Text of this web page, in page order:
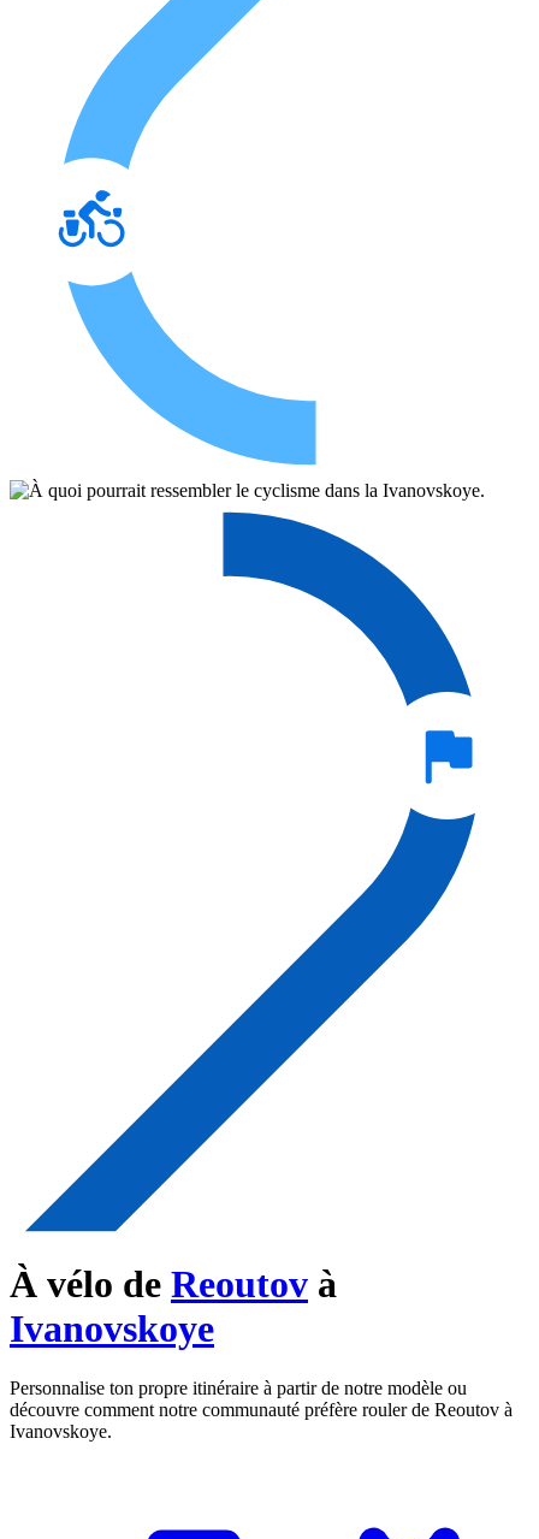
À vélo de Reoutov à
Ivanovskoye
Personnalise ton propre itinéraire à partir de notre modèle ou
découvre comment notre communauté préfère rouler de Reoutov à
Ivanovskoye.